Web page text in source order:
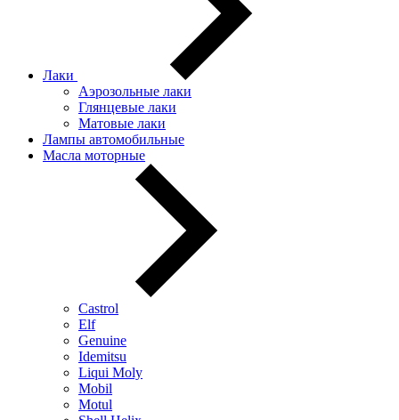
Лаки
Аэрозольные лаки
Глянцевые лаки
Матовые лаки
Лампы автомобильные
Масла моторные
Castrol
Elf
Genuine
Idemitsu
Liqui Moly
Mobil
Motul